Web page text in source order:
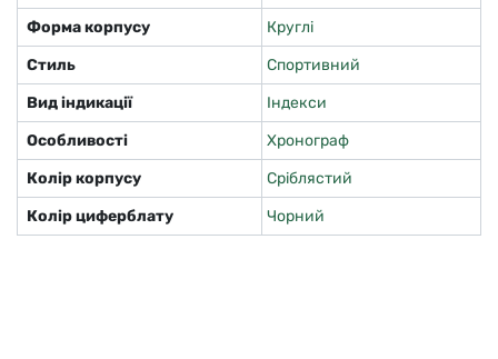
Форма корпусу
Круглі
Стиль
Спортивний
Вид індикації
Індекси
Особливості
Хронограф
Колір корпусу
Сріблястий
Колір циферблату
Чорний